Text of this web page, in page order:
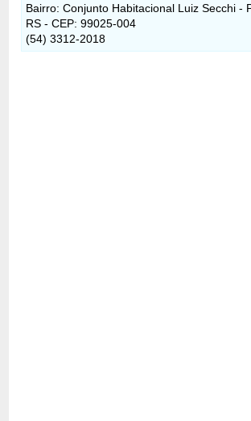
Bairro: Conjunto Habitacional Luiz Secchi -
RS - CEP: 99025-004
(54) 3312-2018